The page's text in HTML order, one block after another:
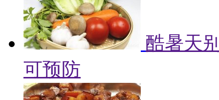
酷暑天
可预防